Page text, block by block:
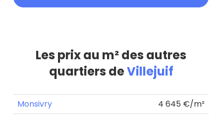
Les prix au m² des autres
quartiers deVillejuif
Monsivry
4 645 €/m²